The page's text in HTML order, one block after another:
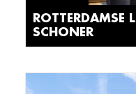
ROTTERDAMSE
SCHONER